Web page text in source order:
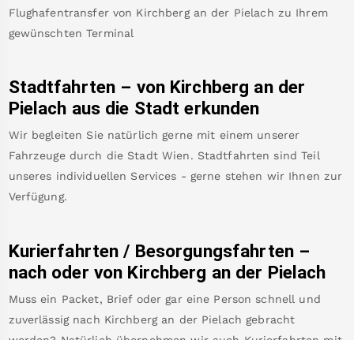
Flughafentransfer von Kirchberg an der Pielach zu Ihrem
gewünschten Terminal
Stadtfahrten – von Kirchberg an der
Pielach aus die Stadt erkunden
Wir begleiten Sie natürlich gerne mit einem unserer
Fahrzeuge durch die Stadt Wien. Stadtfahrten sind Teil
unseres individuellen Services - gerne stehen wir Ihnen zur
Verfügung.
Kurierfahrten / Besorgungsfahrten –
nach oder von Kirchberg an der Pielach
Muss ein Packet, Brief oder gar eine Person schnell und
zuverlässig nach Kirchberg an der Pielach gebracht